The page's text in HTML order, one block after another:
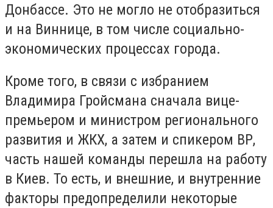
Донбассе. Это не могло не отобразиться
и на Виннице, в том числе социально-
экономических процессах города.
Кроме того, в связи с избранием
Владимира Гройсмана сначала вице-
премьером и министром регионального
развития и ЖКХ, а затем и спикером ВР,
часть нашей команды перешла на работу
в Киев. То есть, и внешние, и внутренние
факторы предопределили некоторые